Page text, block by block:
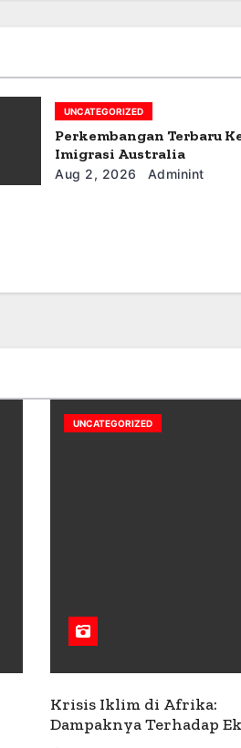
UNCATEGORIZED
Perkembangan Terbaru
Imigrasi Australia
Aug 2, 2026 Adminint
UNCATEGORIZED
Krisis Iklim di Afrika:
Dampaknya Terhadap